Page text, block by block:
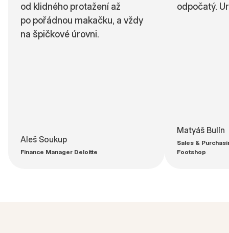
od klidného protažení až
po pořádnou makačku, a vždy
na špičkové úrovni.
Aleš Soukup
Finance Manager Deloitte
odpočatý.
Matyáš Bulín
Sales &
Footshop